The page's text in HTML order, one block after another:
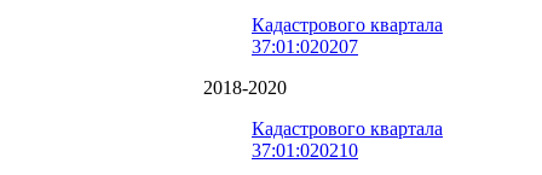
Кадастрового квартала
37:01:020207
2018-2020
Кадастрового квартала
37:01:020210